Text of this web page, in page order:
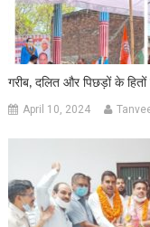
गरीब, दलित और पिछड़ों के
April 10, 2024